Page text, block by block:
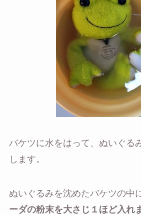
バケツに水をはって、ぬいぐる
します。
ぬいぐるみを沈めたバケツの中
ーダの粉末を大さじ１ほど入れ